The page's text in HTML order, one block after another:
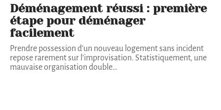
Déménagement réussi : première
étape pour déménager
facilement
Prendre possession d’un nouveau logement sans incident
repose rarement sur l’improvisation. Statistiquement, une
mauvaise organisation double…